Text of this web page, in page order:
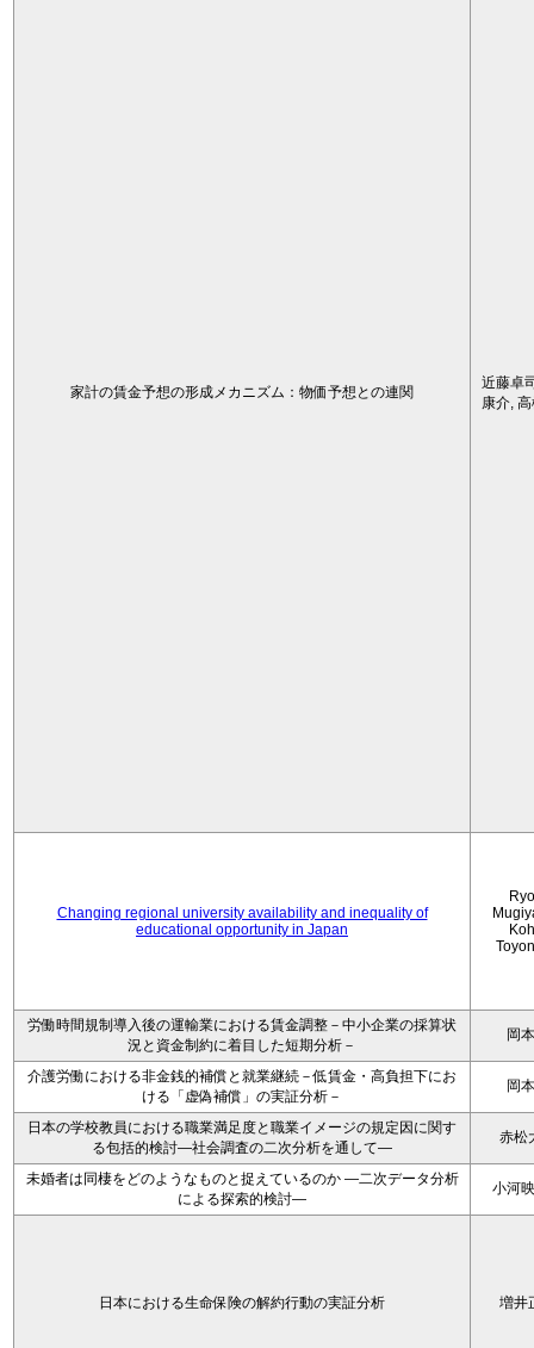
家計の賃金予想の形成メカニズム：物価予想との連関
近藤卓
康介,
Changing regional university availability and inequality of
educational opportunity in Japan
労働時間規制導入後の運輸業における賃金調整－中小企業の採算状
況と資金制約に着目した短期分析－
岡
介護労働における非金銭的補償と就業継続－低賃金・高負担下にお
ける「虚偽補償」の実証分析－
岡
日本の学校教員における職業満足度と職業イメージの規定因に関す
る包括的検討―社会調査の二次分析を通して―
赤松
未婚者は同棲をどのようなものと捉えているのか —二次データ分析
による探索的検討—
小河
日本における生命保険の解約行動の実証分析 増井